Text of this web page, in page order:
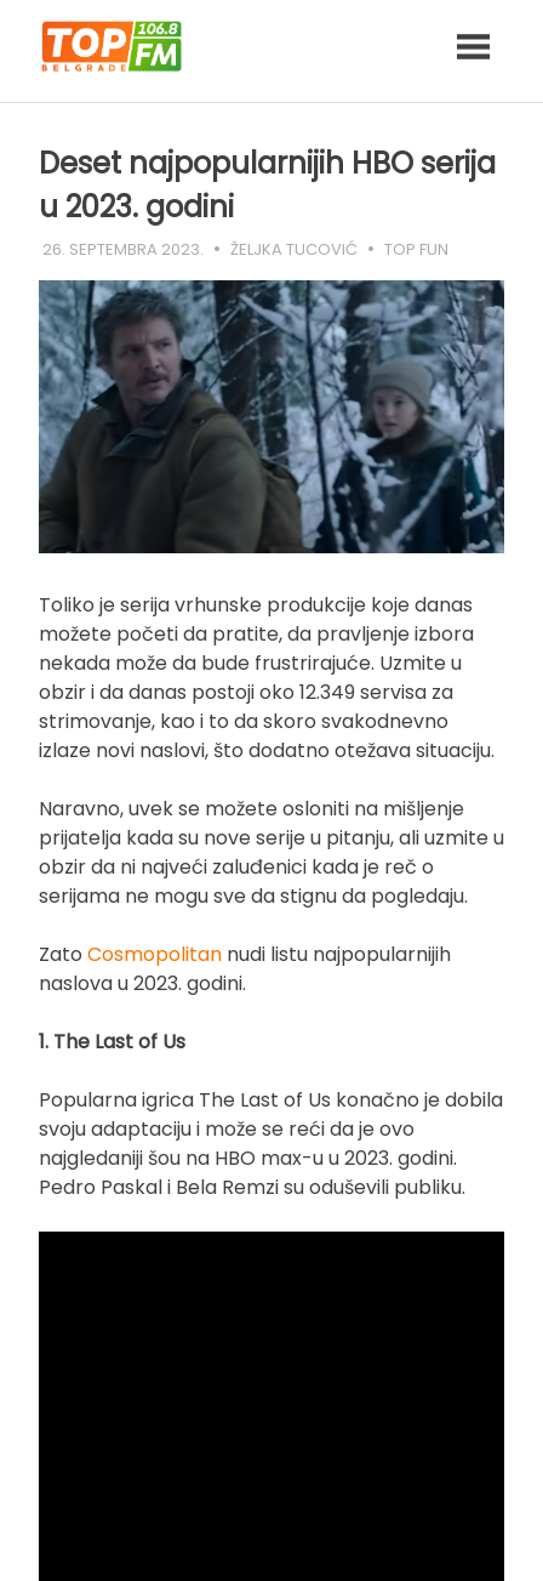
content
Deset najpopularnijih HBO serija
u 2023. godini
26. SEPTEMBRA 2023. ŽELJKA TUCOVIĆ TOP FUN
Toliko je serija vrhunske produkcije koje danas
možete početi da pratite, da pravljenje izbora
nekada može da bude frustrirajuće. Uzmite u
obzir i da danas postoji oko 12.349 servisa za
strimovanje, kao i to da skoro svakodnevno
izlaze novi naslovi, što dodatno otežava situaciju.
Naravno, uvek se možete osloniti na mišljenje
prijatelja kada su nove serije u pitanju, ali uzmite u
obzir da ni najveći zaluđenici kada je reč o
serijama ne mogu sve da stignu da pogledaju.
Zato Cosmopolitan nudi listu najpopularnijih
naslova u 2023. godini.
1. The Last of Us
Popularna igrica The Last of Us konačno je dobila
svoju adaptaciju i može se reći da je ovo
najgledaniji šou na HBO max-u u 2023. godini.
Pedro Paskal i Bela Remzi su oduševili publiku.